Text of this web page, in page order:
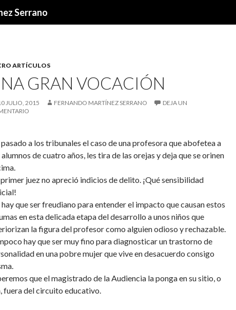
Serrano
ARTÍCULOS
GRAN VOCACIÓN
JULIO, 2015 FERNANDO MARTÍNEZ SERRANO
DEJA UN
a los tribunales el caso de una profesora que abofetea a
alumnos de cuatro años, les tira de las orejas y deja que se orinen
juez no apreció indicios de delito. ¡Qué sensibilidad
que ser freudiano para entender el impacto que causan estos
en esta delicada etapa del desarrollo a unos niños que
la figura del profesor como alguien odioso y rechazable.
hay que ser muy fino para diagnosticar un trastorno de
en una pobre mujer que vive en desacuerdo consigo
que el magistrado de la Audiencia la ponga en su sitio, o
fuera del circuito educativo.